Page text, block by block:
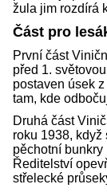
žula jim rozdírá
Část pro
První část
před 1.
postaven úsek
tam, kde
Druhá část
roku 1938,
pěchotní
Ředitelství
střelecké